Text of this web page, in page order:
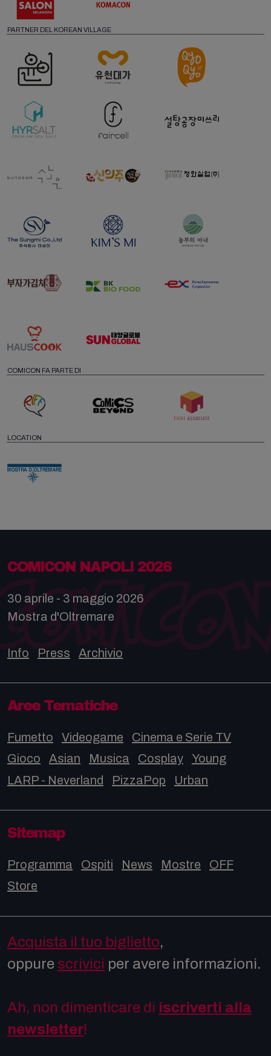
PARTNER DEL KOREAN VILLAGE
COMICON FA PARTE DI
LOCATION
COMICON NAPOLI 2026
30 aprile - 3 maggio 2026
Mostra d'Oltremare
Info Press Archivio
Aree Tematiche
Fumetto Videogame
Cinema e Serie TV
Gioco
Asian Musica Cosplay
Young
LARP - Neverland
PizzaPop Urban
Sitemap
Programma Ospiti News Mostre
OFF
Store
Acquista il tuo biglietto,
oppure scrivici per avere informazioni.
Ah, non dimenticare di iscriverti alla
newsletter!